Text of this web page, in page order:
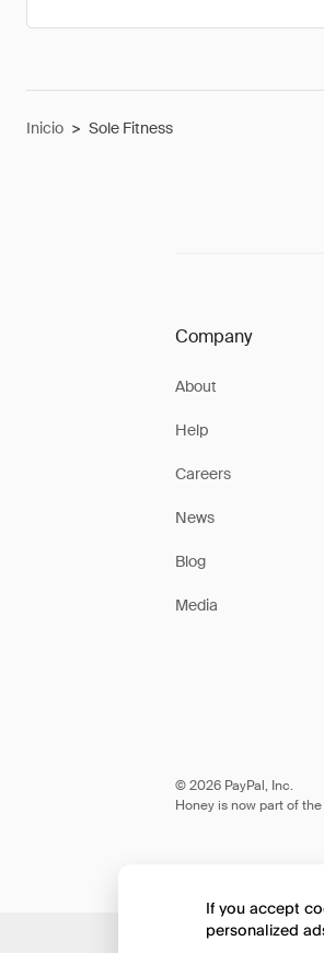
Inicio > Sole Fitness
Company
About
Help
Careers
News
Blog
Media
© 2026 PayPal, Inc.
Honey is now part of
If you accept
personalized